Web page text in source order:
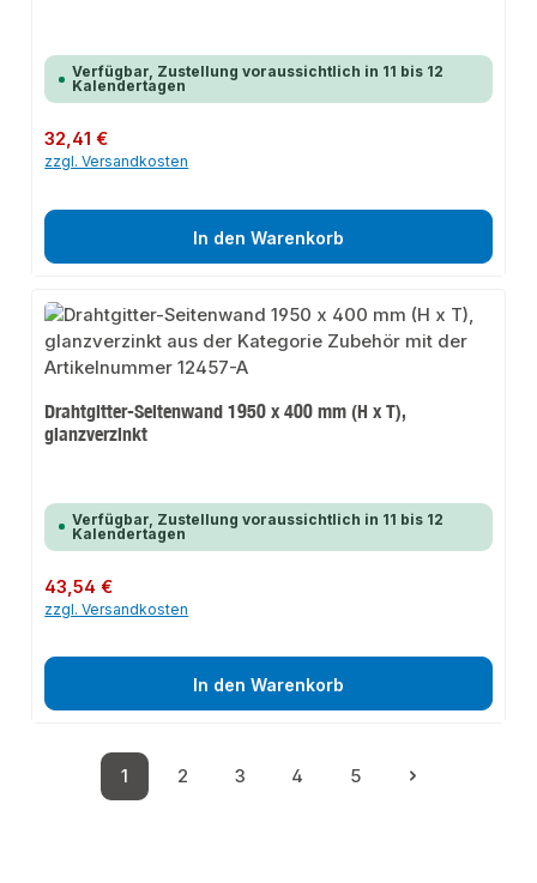
Verfügbar, Zustellung voraussichtlich in 11 bis 12
Kalendertagen
Regulärer Preis:
32,41 €
zzgl. Versandkosten
In den Warenkorb
Drahtgitter-Seitenwand 1950 x 400 mm (H x T),
glanzverzinkt
Verfügbar, Zustellung voraussichtlich in 11 bis 12
Kalendertagen
Regulärer Preis:
43,54 €
zzgl. Versandkosten
In den Warenkorb
Seite
1
Seite
2
Seite
3
Seite
4
Seite
5